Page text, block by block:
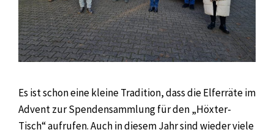
Es ist schon eine kleine Tradition, dass die Elferräte im
Advent zur Spendensammlung für den „Höxter-
Tisch“ aufrufen. Auch in diesem Jahr sind wieder viele